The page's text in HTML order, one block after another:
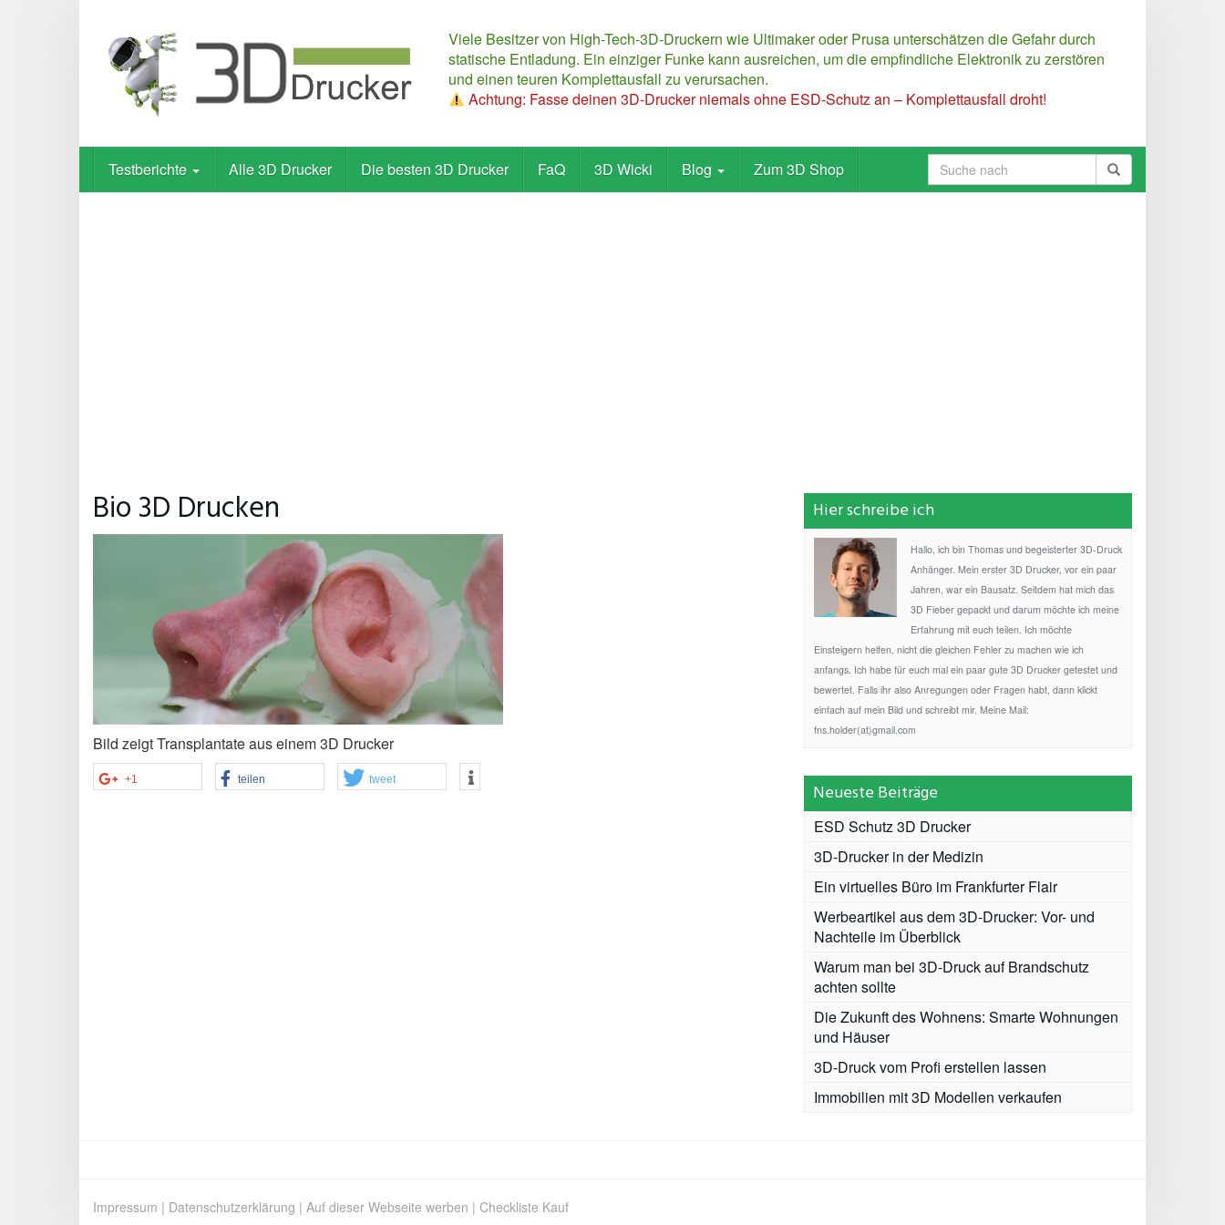
Viele Besitzer von High-Tech-3D-Druckern wie Ultimaker oder Prusa unterschätzen die Gefahr durch
statische Entladung. Ein einziger Funke kann ausreichen, um die empfindliche Elektronik zu zerstören
und einen teuren Komplettausfall zu verursachen.
Achtung: Fasse deinen 3D-Drucker niemals ohne ESD-Schutz an – Komplettausfall droht!
Testberichte Alle 3D Drucker Die besten 3D Drucker FaQ 3D Wicki Blog Zum 3D Shop
Bio 3D Drucken
Bild zeigt Transplantate aus einem 3D Drucker
+1 teilen tweet
Hier schreibe ich
Hallo, ich bin Thomas und begeisterter 3D-Druck
Anhänger. Mein erster 3D Drucker, vor ein paar
Jahren, war ein Bausatz. Seitdem hat mich das
3D Fieber gepackt und darum möchte ich meine
Erfahrung mit euch teilen. Ich möchte
Einsteigern helfen, nicht die gleichen Fehler zu machen wie ich
anfangs. Ich habe für euch mal ein paar gute 3D Drucker getestet und
bewertet. Falls ihr also Anregungen oder Fragen habt, dann klickt
einfach auf mein Bild und schreibt mir. Meine Mail:
fns.holder(at)gmail.com
Neueste Beiträge
ESD Schutz 3D Drucker
3D-Drucker in der Medizin
Ein virtuelles Büro im Frankfurter Flair
Werbeartikel aus dem 3D-Drucker: Vor- und
Nachteile im Überblick
Warum man bei 3D-Druck auf Brandschutz
achten sollte
Die Zukunft des Wohnens: Smarte Wohnungen
und Häuser
3D-Druck vom Profi erstellen lassen
Immobilien mit 3D Modellen verkaufen
Impressum | Datenschutzerklärung | Auf dieser Webseite werben | Checkliste Kauf